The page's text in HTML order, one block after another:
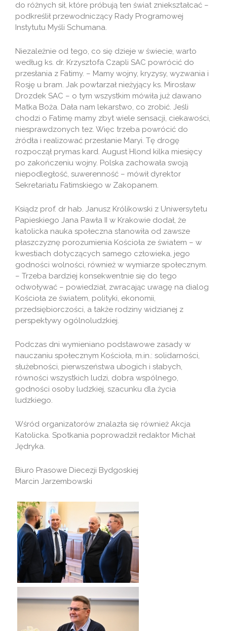
do różnych sił, które próbują ten świat zniekształcać –
podkreślił przewodniczący Rady Programowej
Instytutu Myśli Schumana.
Niezależnie od tego, co się dzieje w świecie, warto
według ks. dr. Krzysztofa Czapli SAC powrócić do
przesłania z Fatimy. – Mamy wojny, kryzysy, wyzwania i
Rosję u bram. Jak powtarzał nieżyjący ks. Mirosław
Drozdek SAC – o tym wszystkim mówiła już dawano
Matka Boża. Dała nam lekarstwo, co zrobić. Jeśli
chodzi o Fatimę mamy zbyt wiele sensacji, ciekawości,
niesprawdzonych tez. Więc trzeba powrócić do
źródła i realizować przesłanie Maryi. Tę drogę
rozpoczął prymas kard. August Hlond kilka miesięcy
po zakończeniu wojny. Polska zachowała swoją
niepodległość, suwerenność – mówił dyrektor
Sekretariatu Fatimskiego w Zakopanem.
Ksiądz prof. dr hab. Janusz Królikowski z Uniwersytetu
Papieskiego Jana Pawła II w Krakowie dodał, że
katolicka nauka społeczna stanowiła od zawsze
płaszczyznę porozumienia Kościoła ze światem – w
kwestiach dotyczących samego człowieka, jego
godności wolności, również w wymiarze społecznym.
– Trzeba bardziej konsekwentnie się do tego
odwoływać – powiedział, zwracając uwagę na dialog
Kościoła ze światem, polityki, ekonomii,
przedsiębiorczości, a także rodziny widzianej z
perspektywy ogólnoludzkiej.
Podczas dni wymieniano podstawowe zasady w
nauczaniu społecznym Kościoła, m.in.: solidarności,
służebności, pierwszeństwa ubogich i słabych,
równości wszystkich ludzi, dobra wspólnego,
godności osoby ludzkiej, szacunku dla życia
ludzkiego.
Wśród organizatorów znalazła się również Akcja
Katolicka. Spotkania poprowadził redaktor Michał
Jędryka.
Biuro Prasowe Diecezji Bydgoskiej
Marcin Jarzembowski